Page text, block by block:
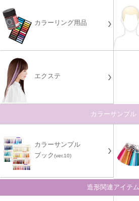
カラーリング用品
エクステ
カラーサンプル
カラーサンプル
ブック(ver.10)
造形関連アイテム